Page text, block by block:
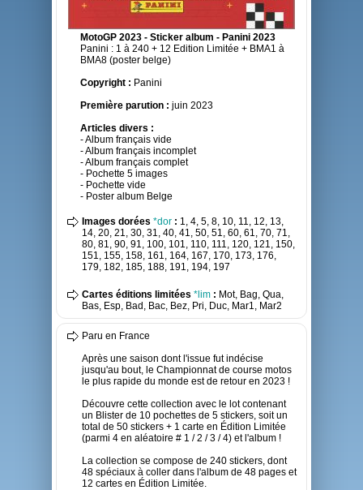
MotoGP 2023 - Sticker album - Panini 2023
Panini : 1 à 240 + 12 Edition Limitée + BMA1 à
BMA8 (poster belge)
Copyright : Panini
Première parution : juin 2023
Articles divers :
- Album français vide
- Album français incomplet
- Album français complet
- Pochette 5 images
- Pochette vide
- Poster album Belge
Images dorées *dor : 1, 4, 5, 8, 10, 11, 12, 13,
14, 20, 21, 30, 31, 40, 41, 50, 51, 60, 61, 70, 71,
80, 81, 90, 91, 100, 101, 110, 111, 120, 121, 150,
151, 155, 158, 161, 164, 167, 170, 173, 176,
179, 182, 185, 188, 191, 194, 197
Cartes éditions limitées *lim : Mot, Bag, Qua,
Bas, Esp, Bad, Bac, Bez, Pri, Duc, Mar1, Mar2
Paru en France
Après une saison dont l'issue fut indécise
jusqu'au bout, le Championnat de course motos
le plus rapide du monde est de retour en 2023 !
Découvre cette collection avec le lot contenant
un Blister de 10 pochettes de 5 stickers, soit un
total de 50 stickers + 1 carte en Édition Limitée
(parmi 4 en aléatoire # 1 / 2 / 3 / 4) et l'album !
La collection se compose de 240 stickers, dont
48 spéciaux à coller dans l'album de 48 pages et
12 cartes en Édition Limitée.